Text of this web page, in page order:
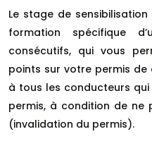
Le stage de
formation spécifique
consécutifs, qui vous
points sur votre permis
à tous les conducteurs
permis, à condition de ne
(invalidation du permis).